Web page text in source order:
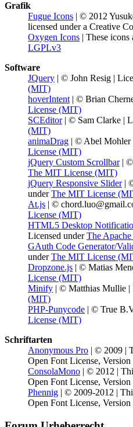
Grafik
Fugue Icons | © 2012
licensed under a Creative
Oxygen Icons | These icons
LGPLv3
Software
JQuery | © John Resig |
(MIT)
hoverIntent | © Brian
License (MIT)
SCEditor| © Sam Clarke |
(MIT)
animaDrag | © Abel Mohler
License (MIT)
jQuery Custom Scrollbar| ©
The MIT License (MIT)
jQuery Responsive Slider|
underThe MIT License
At.js | ©
License (MIT)
HTML5 Desktop
Licensed underThe
GAuth Code Generator/
underThe MIT License
Dropzone.js | © Matias
License (MIT)
Minify | © Matthias Mullie |
(MIT)
PHP-Punycode | © True
License (MIT)
Schriftarten
Anonymous Pro | © 2009 |
Open Font License, Version
ConsolaMono | © 2012 |
Open Font License, Version
Phennig | © 2009-2012 |
Open Font License, Version